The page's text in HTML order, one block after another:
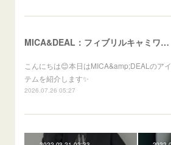
MICA&DEAL：フィブリルキャミワンピース
こんにちは😊本日はMICA&amp;DEALのアイ
テムを紹介します✨
2026.07.26 05:27